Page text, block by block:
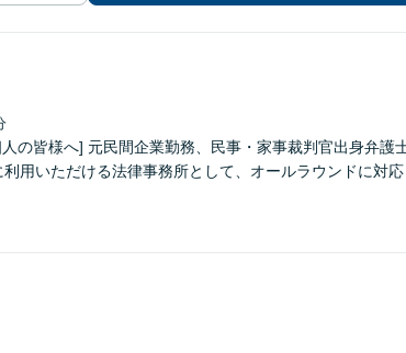
官出身弁護士が全国ど
用いただける法律事務所として、オールラウンドに対応